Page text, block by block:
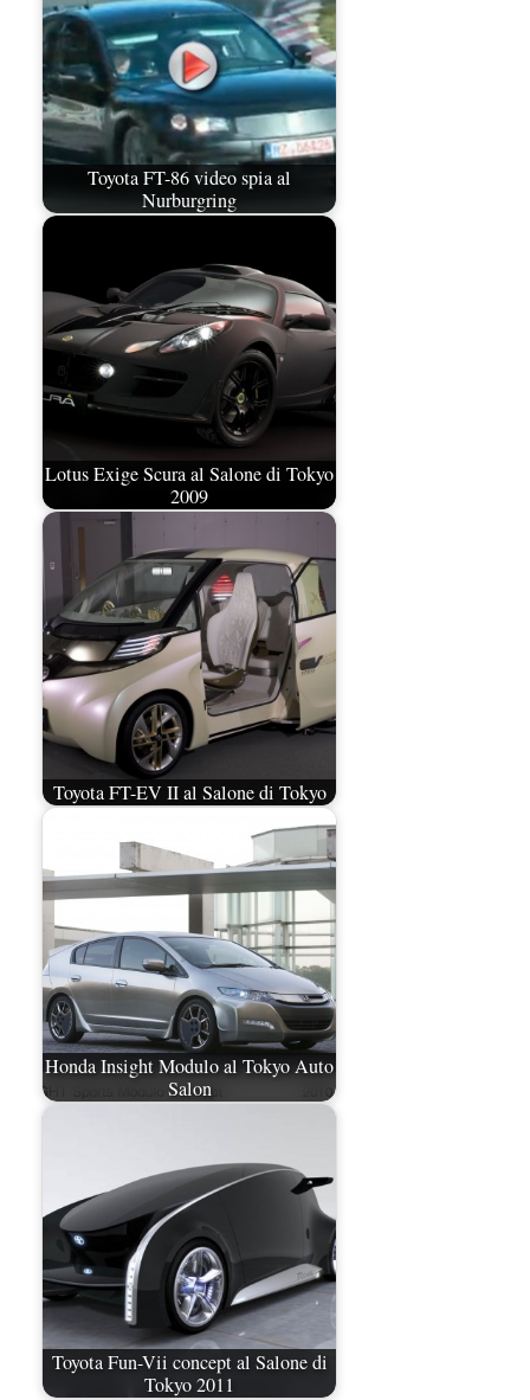
Toyota FT-86 video spia al
Nurburgring
Lotus Exige Scura al Salone di Tokyo
2009
Toyota FT-EV II al Salone di Tokyo
Honda Insight Modulo al Tokyo Auto
Salon
Toyota Fun-Vii concept al Salone di
Tokyo 2011